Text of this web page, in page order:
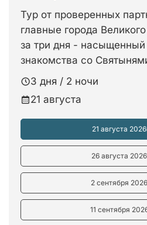
Тур от проверенных
главные города
за три дня - насыщенный
знакомства со
3 дня / 2 ночи
21 августа
21 августа 2026
26 августа 2026
2 сентября 2026
11 сентября